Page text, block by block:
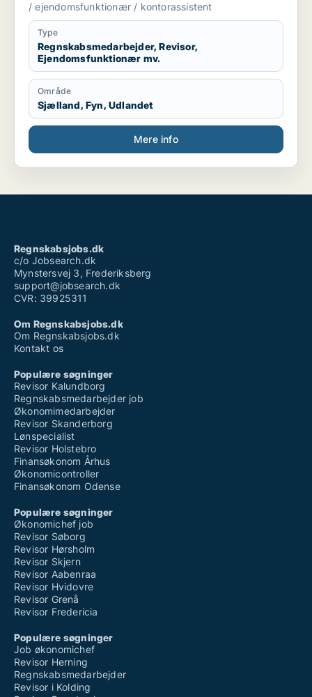
/ ejendomsfunktionær / kontorassistent
Type
Regnskabsmedarbejder, Revisor,
Ejendomsfunktionær mv.
Område
Sjælland, Fyn, Udlandet
Mere info
Regnskabsjobs.dk
c/o Jobsearch.dk
Mynstersvej 3, Frederiksberg
support@jobsearch.dk
CVR: 39925311
Om Regnskabsjobs.dk
Om Regnskabsjobs.dk
Kontakt os
Populære søgninger
Revisor Kalundborg
Regnskabsmedarbejder job
Økonomimedarbejder
Revisor Skanderborg
Lønspecialist
Revisor Holstebro
Finansøkonom Århus
Økonomicontroller
Finansøkonom Odense
Populære søgninger
Økonomichef job
Revisor Søborg
Revisor Hørsholm
Revisor Skjern
Revisor Aabenraa
Revisor Hvidovre
Revisor Grenå
Revisor Fredericia
Populære søgninger
Job økonomichef
Revisor Herning
Regnskabsmedarbejder
Revisor i Kolding